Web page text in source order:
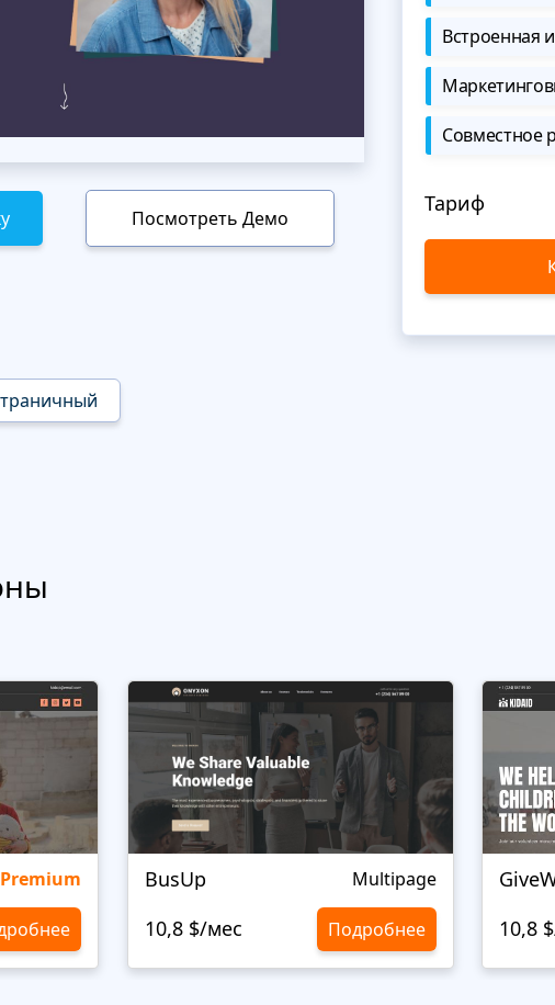
Посмотреть Демо
Встроенная
Совместное
Тариф
Premium BusUp Multipage
10,8 $/мес Подробнее 10,8